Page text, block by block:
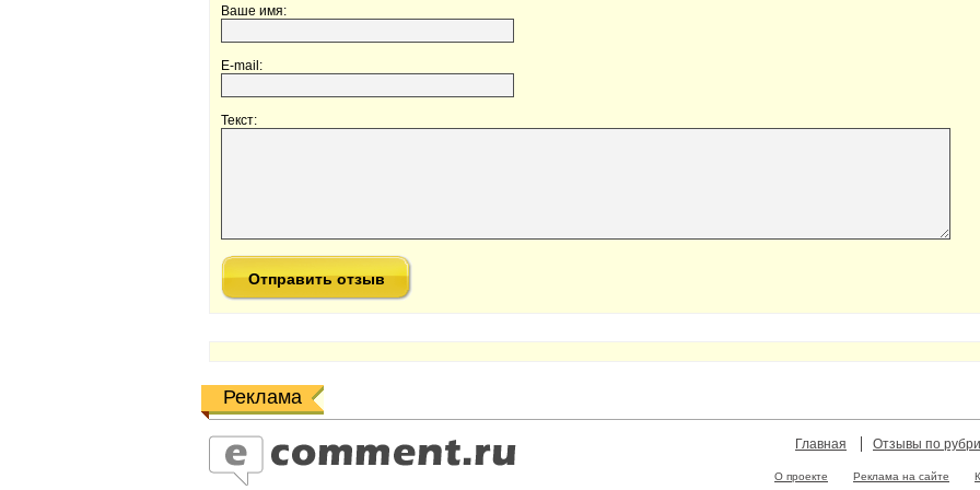
Ваше имя:
E-mail:
Текст:
Реклама
Главная Отзывы по
О проекте Реклама на сайте